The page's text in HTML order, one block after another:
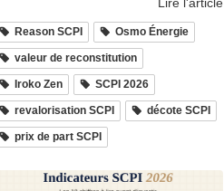
Reason SCPI Osmo Énergie
valeur de reconstitution
Iroko Zen SCPI 2026
revalorisation SCPI décote SCPI
prix de part SCPI